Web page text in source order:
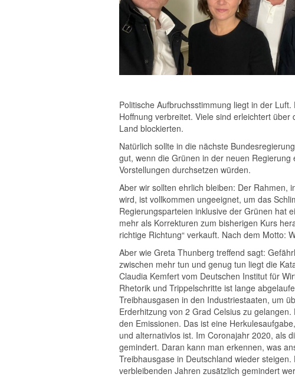
Politische Aufbruchsstimmung liegt in der
Hoffnung verbreitet. Viele sind erleichtert
Land blockierten.
Natürlich sollte in die nächste
gut, wenn die Grünen in der neuen
Vorstellungen durchsetzen würden.
Aber wir sollten ehrlich bleiben: Der Rahmen,
wird, ist vollkommen ungeeignet, um das
Regierungsparteien inklusive der Grünen hat
mehr als Korrekturen zum bisherigen Kurs
richtige Richtung“ verkauft. Nach dem Motto:
Aber wie Greta Thunberg treffend sagt:
zwischen mehr tun und genug tun liegt die
Claudia Kemfert vom Deutschen Institut für
Rhetorik und Trippelschritte ist lange
Treibhausgasen in den Industriestaaten, um
Erderhitzung von 2 Grad Celsius zu
den Emissionen. Das ist eine
und alternativlos ist. Im Coronajahr 2020, als
gemindert. Daran kann man erkennen, was
Treibhausgase in Deutschland wieder
verbleibenden Jahren zusätzlich gemindert